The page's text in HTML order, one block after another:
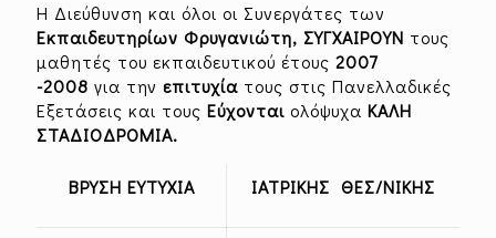
Η Διεύθυνση και όλοι οι Συνεργάτες των
Εκπαιδευτηρίων Φρυγανιώτη, ΣΥΓΧΑΙΡΟΥΝ τους
μαθητές του εκπαιδευτικού έτους 2007
-2008 για την επιτυχία τους στις Πανελλαδικές
Εξετάσεις και τους Εύχονται ολόψυχα ΚΑΛΗ
ΣΤΑΔΙΟΔΡΟΜΙΑ.
ΒΡΥΣΗ ΕΥΤΥΧΙΑ ΙΑΤΡΙΚΗΣ ΘΕΣ/ΝΙΚΗΣ